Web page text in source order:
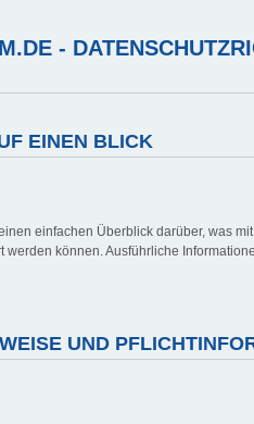
-
EINEN BLICK
einfachen Überblick darüber, was
können. Ausführliche
UND